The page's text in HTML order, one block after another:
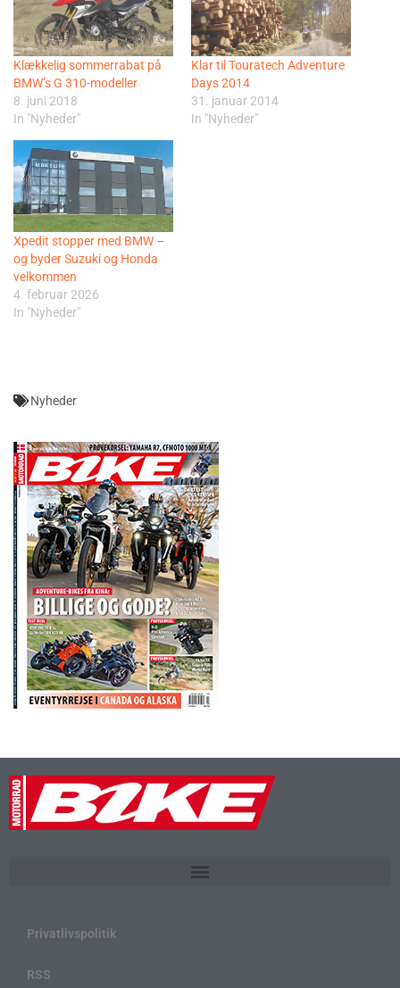
Klækkelig sommerrabat på
BMW’s G 310-modeller
8. juni 2018
In "Nyheder"
Klar til Touratech Adventure
Days 2014
31. januar 2014
In "Nyheder"
Xpedit stopper med BMW –
og byder Suzuki og Honda
velkommen
4. februar 2026
In "Nyheder"
Nyheder
Privatlivspolitik
RSS